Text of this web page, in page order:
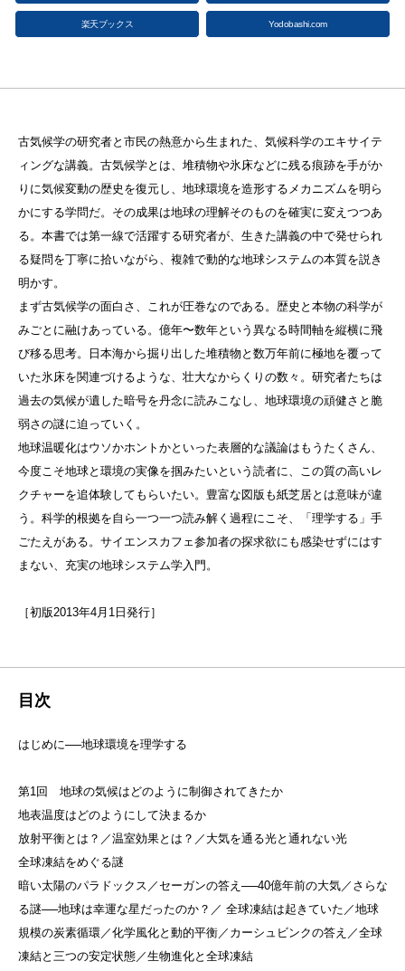
楽天ブックス Yodobashi.com
古気候学の研究者と市民の熱意から生まれた、気候科学のエキサイテ
ィングな講義。古気候学とは、堆積物や氷床などに残る痕跡を手がか
りに気候変動の歴史を復元し、地球環境を造形するメカニズムを明ら
かにする学問だ。その成果は地球の理解そのものを確実に変えつつあ
る。本書では第一線で活躍する研究者が、生きた講義の中で発せられ
る疑問を丁寧に拾いながら、複雑で動的な地球システムの本質を説き
明かす。
まず古気候学の面白さ、これが圧巻なのである。歴史と本物の科学が
みごとに融けあっている。億年〜数年という異なる時間軸を縦横に飛
び移る思考。日本海から掘り出した堆積物と数万年前に極地を覆って
いた氷床を関連づけるような、壮大なからくりの数々。研究者たちは
過去の気候が遺した暗号を丹念に読みこなし、地球環境の頑健さと脆
弱さの謎に迫っていく。
地球温暖化はウソかホントかといった表層的な議論はもうたくさん、
今度こそ地球と環境の実像を掴みたいという読者に、この質の高いレ
クチャーを追体験してもらいたい。豊富な図版も紙芝居とは意味が違
う。科学的根拠を自ら一つ一つ読み解く過程にこそ、「理学する」手
ごたえがある。サイエンスカフェ参加者の探求欲にも感染せずにはす
まない、充実の地球システム学入門。
［初版2013年4月1日発行］
目次
はじめに──地球環境を理学する
第1回 地球の気候はどのように制御されてきたか
地表温度はどのようにして決まるか
放射平衡とは？／温室効果とは？／大気を通る光と通れない光
全球凍結をめぐる謎
暗い太陽のパラドックス／セーガンの答え──40億年前の大気／さらな
る謎──地球は幸運な星だったのか？／ 全球凍結は起きていた／地球
規模の炭素循環／化学風化と動的平衡／カーシュビンクの答え／全球
凍結と三つの安定状態／生物進化と全球凍結